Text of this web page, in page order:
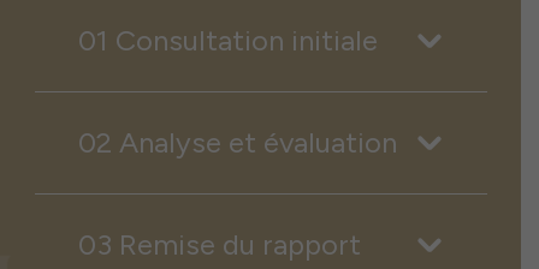
01 Consultation initiale
02 Analyse et évaluation
03 Remise du rapport